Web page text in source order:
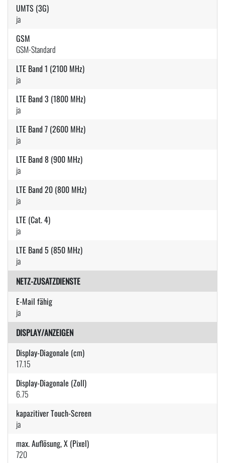
UMTS (3G)
ja
GSM
GSM-Standard
LTE Band 1 (2100 MHz)
ja
LTE Band 3 (1800 MHz)
ja
LTE Band 7 (2600 MHz)
ja
LTE Band 8 (900 MHz)
ja
LTE Band 20 (800 MHz)
ja
LTE (Cat. 4)
ja
LTE Band 5 (850 MHz)
ja
NETZ-ZUSATZDIENSTE
E-Mail fähig
ja
DISPLAY/ANZEIGEN
Display-Diagonale (cm)
17.15
Display-Diagonale (Zoll)
6.75
kapazitiver Touch-Screen
ja
max. Auflösung, X (Pixel)
720